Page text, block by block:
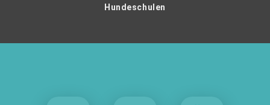
Hundeschulen